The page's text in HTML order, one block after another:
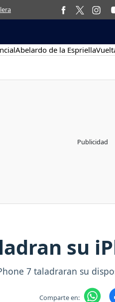
Abelardo de la Espriella
su
7 taladraran su
Comparte en: